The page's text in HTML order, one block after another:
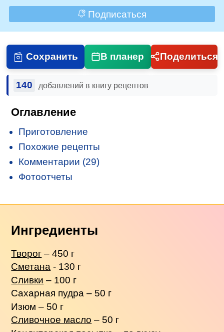
Подписаться
Сохранить В планер Поделиться
140 добавлений в книгу рецептов
Оглавление
Приготовление
Похожие рецепты
Комментарии (29)
Фотоотчеты
Ингредиенты
Творог – 450 г
Сметана - 130 г
Сливки – 100 г
Сахарная пудра – 50 г
Изюм – 50 г
Сливочное масло – 50 г